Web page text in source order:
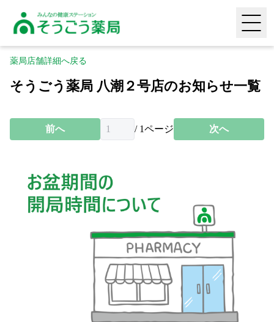
そうごう薬局｜全国の調剤薬局・在宅医療・健康サポ
HOME
薬局店舗検索
頼られる専門性
生活に寄り添う利便性
採用情報
タヨリス（LINEミニアプリ）
プライベートブランド（e-shop）
薬局店舗詳細へ戻る
そうごう薬局 八潮２号店のお知らせ一覧
前へ / 1ページ 次へ